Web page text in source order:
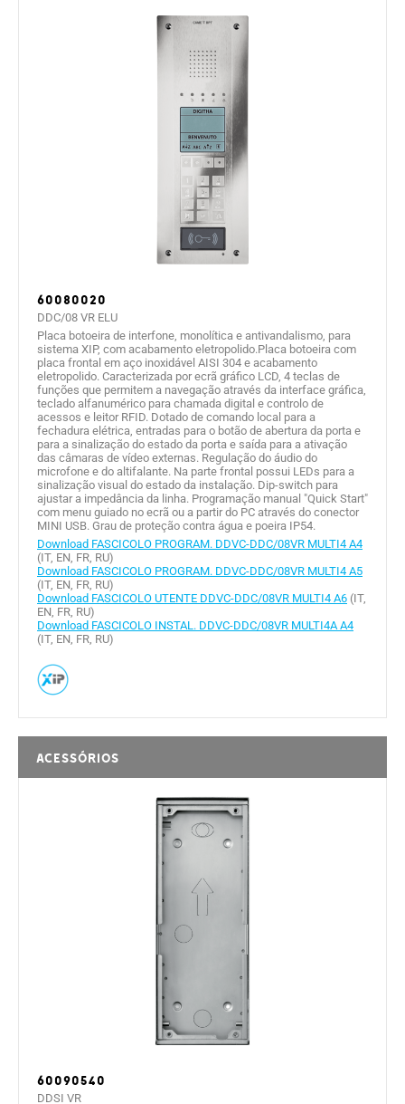
60080020
DDC/08 VR ELU
Placa botoeira de interfone, monolítica e antivandalismo, para
sistema XIP, com acabamento eletropolido.Placa botoeira com
placa frontal em aço inoxidável AISI 304 e acabamento
eletropolido. Caracterizada por ecrã gráfico LCD, 4 teclas de
funções que permitem a navegação através da interface gráfica,
teclado alfanumérico para chamada digital e controlo de
acessos e leitor RFID. Dotado de comando local para a
fechadura elétrica, entradas para o botão de abertura da porta e
para a sinalização do estado da porta e saída para a ativação
das câmaras de vídeo externas. Regulação do áudio do
microfone e do altifalante. Na parte frontal possui LEDs para a
sinalização visual do estado da instalação. Dip-switch para
ajustar a impedância da linha. Programação manual "Quick Start"
com menu guiado no ecrã ou a partir do PC através do conector
MINI USB. Grau de proteção contra água e poeira IP54.
Download FASCICOLO PROGRAM. DDVC-DDC/08VR MULTI4 A4
(IT, EN, FR, RU)
Download FASCICOLO PROGRAM. DDVC-DDC/08VR MULTI4 A5
(IT, EN, FR, RU)
Download FASCICOLO UTENTE DDVC-DDC/08VR MULTI4 A6 (IT,
EN, FR, RU)
Download FASCICOLO INSTAL. DDVC-DDC/08VR MULTI4A A4
(IT, EN, FR, RU)
Acessórios
60090540
DDSI VR